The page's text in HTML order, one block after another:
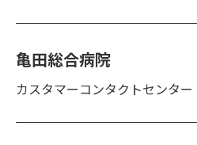
亀田総合病院
カスタマーコンタクトセンター